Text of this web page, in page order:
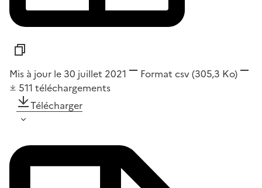
Mis à jour le 30 juillet 2021 Format csv(305,3 Ko)
511 téléchargements
Télécharger